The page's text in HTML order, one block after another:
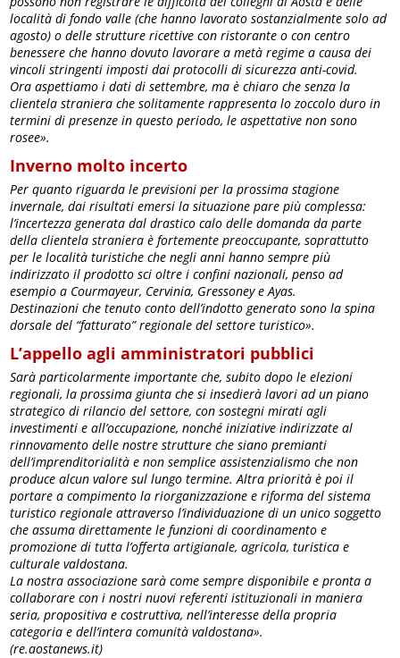
località di fondo valle (che hanno lavorato sostanzialmente solo ad
agosto) o delle strutture ricettive con ristorante o con centro
benessere che hanno dovuto lavorare a metà regime a causa dei
vincoli stringenti imposti dai protocolli di sicurezza anti-covid.
Ora aspettiamo i dati di settembre, ma è chiaro che senza la
clientela straniera che solitamente rappresenta lo zoccolo duro in
termini di presenze in questo periodo, le aspettative non sono
rosee».
Inverno molto incerto
Per quanto riguarda le previsioni per la prossima stagione
invernale, dai risultati emersi la situazione pare più complessa:
l’incertezza generata dal drastico calo delle domanda da parte
della clientela straniera è fortemente preoccupante, soprattutto
per le località turistiche che negli anni hanno sempre più
indirizzato il prodotto sci oltre i confini nazionali, penso ad
esempio a Courmayeur, Cervinia, Gressoney e Ayas.
Destinazioni che tenuto conto dell’indotto generato sono la spina
dorsale del “fatturato” regionale del settore turistico».
L’appello agli amministratori pubblici
Sarà particolarmente importante che, subito dopo le elezioni
regionali, la prossima giunta che si insedierà lavori ad un piano
strategico di rilancio del settore, con sostegni mirati agli
investimenti e all’occupazione, nonché iniziative indirizzate al
rinnovamento delle nostre strutture che siano premianti
dell’imprenditorialità e non semplice assistenzialismo che non
produce alcun valore sul lungo termine. Altra priorità è poi il
portare a compimento la riorganizzazione e riforma del sistema
turistico regionale attraverso l’individuazione di un unico soggetto
che assuma direttamente le funzioni di coordinamento e
promozione di tutta l’offerta artigianale, agricola, turistica e
culturale valdostana.
La nostra associazione sarà come sempre disponibile e pronta a
collaborare con i nostri nuovi referenti istituzionali in maniera
seria, propositiva e costruttiva, nell’interesse della propria
categoria e dell’intera comunità valdostana».
(re.aostanews.it)